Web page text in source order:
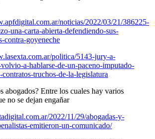
noticias/2022/03/21/386225-
una-carta-abierta-defendiendo-sus-
contra-goyeneche
politica/5143-jury-a-
a-hablarse-de-un-paceno-imputado-
contratos-truchos-de-la-legislatura
abogados? Entre los cuales hay varios
no se dejan engañar
2022/11/29/abogadas-y-
emitieron-un-comunicado/